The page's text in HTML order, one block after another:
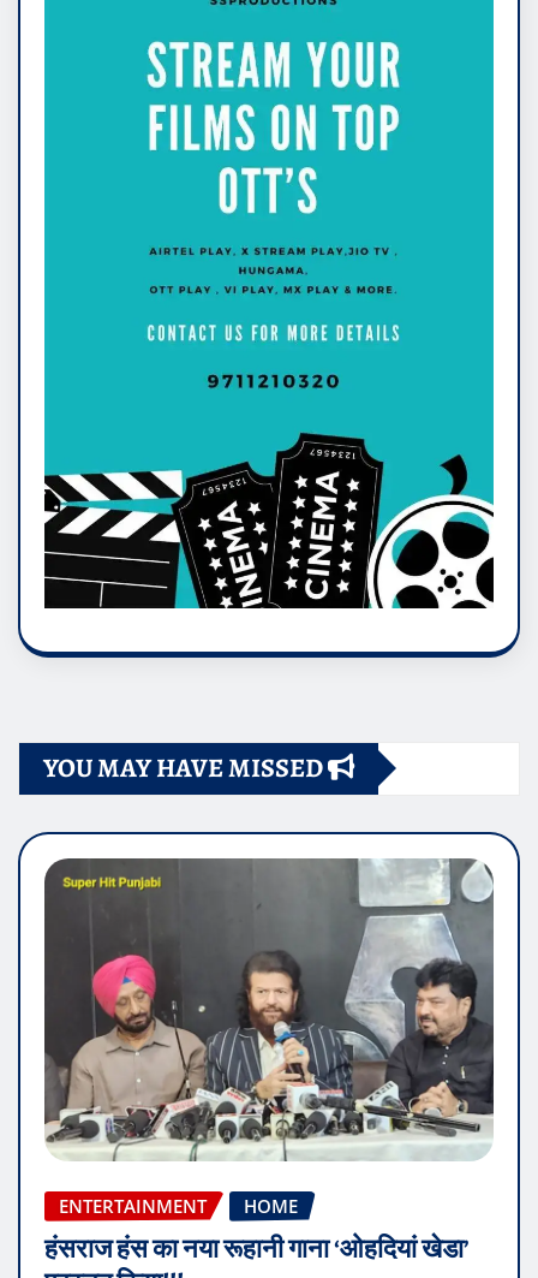
YOU MAY HAVE MISSED
ENTERTAINMENT HOME
हंसराज हंस का नया रूहानी गाना ‘ओहदियां खेडा’